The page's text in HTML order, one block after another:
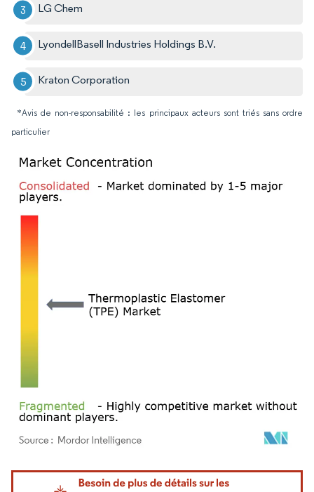
LG Chem
LyondellBasell Industries Holdings B.V.
Kraton Corporation
*Avis de non-responsabilité : les principaux acteurs sont triés sans ordre
particulier
Image © Mordor Intelligence. La réutilisation nécessite une attribution sous CC BY